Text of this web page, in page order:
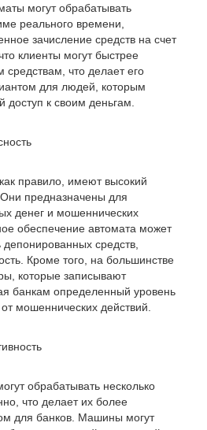
могут обрабатывать
реального времени,
зачисление средств на счет
клиенты могут быстрее
средствам, что делает его
для людей, которым
к своим деньгам.
правило, имеют высокий
предназначены для
денег и мошеннических
обеспечение автомата может
средств,
Кроме того, на большинстве
которые записывают
банкам определенный уровень
мошеннических действий.
обрабатывать несколько
что делает их более
для банков. Машины могут